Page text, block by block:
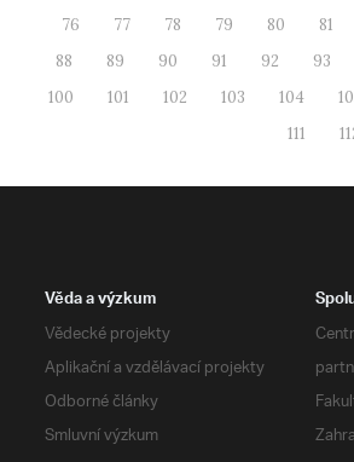
76
77 78 79 80 81
88
89 90 91 92 93
100
101 102 103 104
111
Věda a výzkum
Vědecké projekty
Aplikační a vzdělávací projekty
Odborné články
Smluvní výzkum